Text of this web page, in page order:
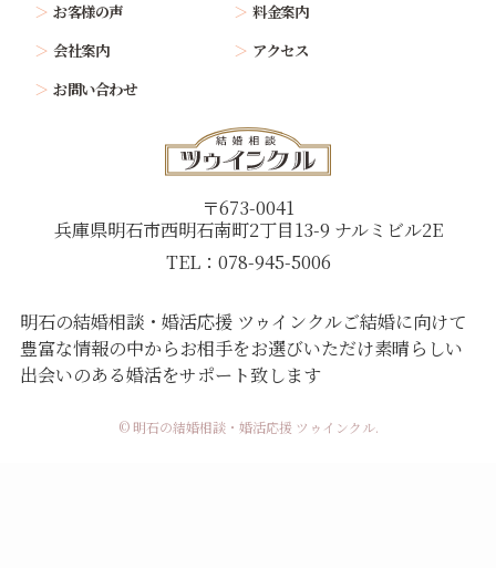
お客様の声
料金案内
会社案内
アクセス
お問い合わせ
〒673-0041
兵庫県明石市西明石南町2丁目13-9 ナルミビル2E
TEL：078-945-5006
明石の結婚相談・婚活応援 ツゥインクルご結婚に向けて
豊富な情報の中からお相手をお選びいただけ素晴らしい
出会いのある婚活をサポート致します
© 明石の結婚相談・婚活応援 ツゥインクル.